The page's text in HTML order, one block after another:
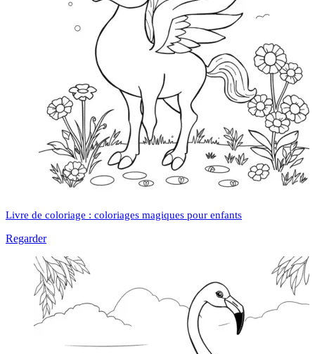
Livre de coloriage : coloriages magiques pour enfants
Regarder